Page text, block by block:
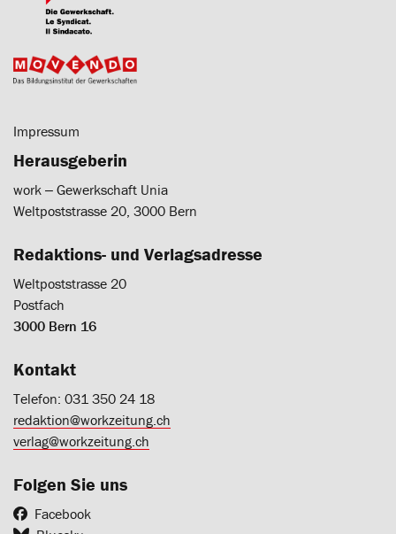
Impressum
Herausgeberin
work ‒ Gewerkschaft Unia
Weltpoststrasse 20, 3000 Bern
Redaktions- und Verlagsadresse
Weltpoststrasse 20
Postfach
3000 Bern 16
Kontakt
Telefon: 031 350 24 18
redaktion@workzeitung.ch
verlag@workzeitung.ch
Folgen Sie uns
Facebook